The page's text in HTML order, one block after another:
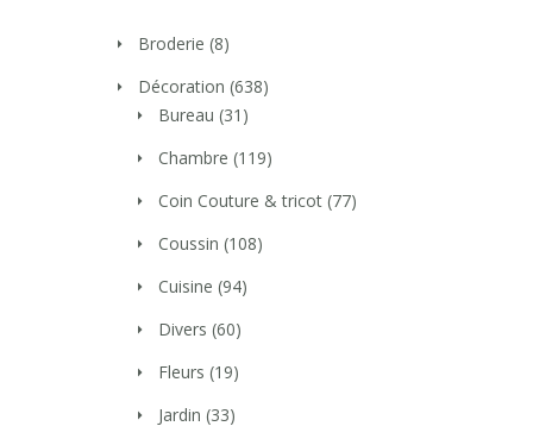
Broderie (8)
Décoration (638)
Bureau (31)
Chambre (119)
Coin Couture & tricot (77)
Coussin (108)
Cuisine (94)
Divers (60)
Fleurs (19)
Jardin (33)